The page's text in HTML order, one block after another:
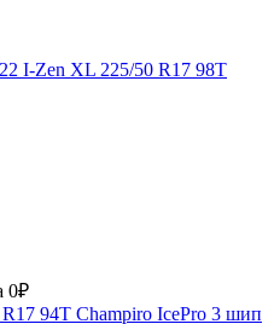
I-Zen XL 225/50 R17 98T
0₽